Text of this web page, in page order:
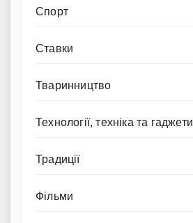
Спорт
Ставки
Тваринництво
Технології, техніка та гаджети
Традиції
Фільми